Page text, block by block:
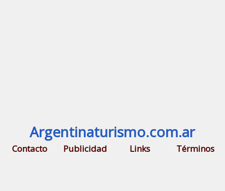
Argentinaturismo.com.ar
Contacto Publicidad Links Términos